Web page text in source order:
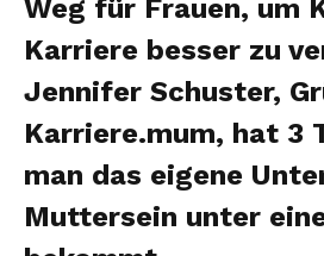
Weg für Frauen, um
Karriere besser zu
Jennifer Schuster,
Karriere.mum, hat 3
man das eigene
Muttersein unter